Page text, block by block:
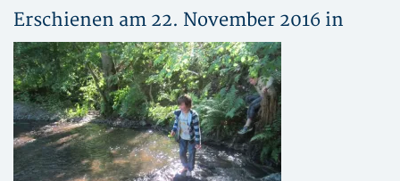
Erschienen am 22. November 2016 in